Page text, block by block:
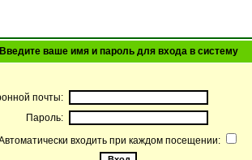
Введите ваше имя и пароль для входа в систему
почты:
Пароль:
входить при каждом посещении: